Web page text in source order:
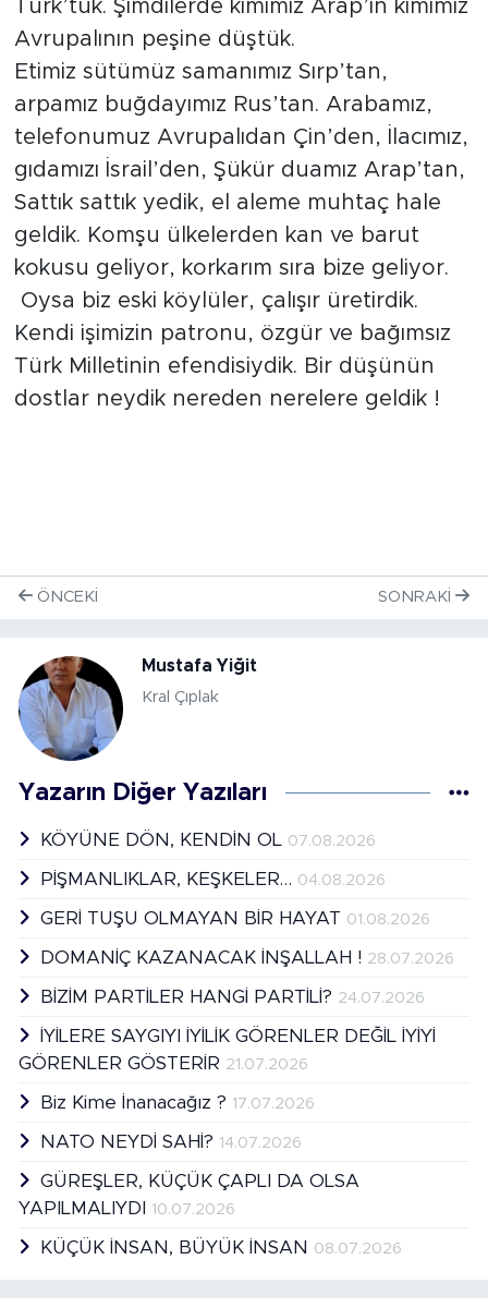
Türk’tük. Şimdilerde kimimiz Arap’ın kimimiz
Avrupalının peşine düştük.
Etimiz sütümüz samanımız Sırp’tan,
arpamız buğdayımız Rus’tan. Arabamız,
telefonumuz Avrupalıdan Çin’den, İlacımız,
gıdamızı İsrail’den, Şükür duamız Arap’tan,
Sattık sattık yedik, el aleme muhtaç hale
geldik. Komşu ülkelerden kan ve barut
kokusu geliyor, korkarım sıra bize geliyor.
Oysa biz eski köylüler, çalışır üretirdik.
Kendi işimizin patronu, özgür ve bağımsız
Türk Milletinin efendisiydik. Bir düşünün
dostlar neydik nereden nerelere geldik !
ÖNCEKI SONRAKI
Mustafa Yiğit
Kral Çıplak
Yazarın Diğer Yazıları
KÖYÜNE DÖN, KENDİN OL 07.08.2026
PİŞMANLIKLAR, KEŞKELER… 04.08.2026
GERİ TUŞU OLMAYAN BİR HAYAT 01.08.2026
DOMANİÇ KAZANACAK İNŞALLAH ! 28.07.2026
BİZİM PARTİLER HANGİ PARTİLİ? 24.07.2026
İYİLERE SAYGIYI İYİLİK GÖRENLER DEĞİL İYİYİ
GÖRENLER GÖSTERİR 21.07.2026
Biz Kime İnanacağız ? 17.07.2026
NATO NEYDİ SAHİ? 14.07.2026
GÜREŞLER, KÜÇÜK ÇAPLI DA OLSA
YAPILMALIYDI
10.07.2026
KÜÇÜK İNSAN, BÜYÜK İNSAN 08.07.2026